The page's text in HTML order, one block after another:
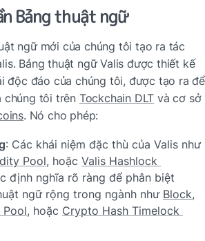
Bảng thuật ngữ
ngữ mới của chúng tôi tạo ra tác
Bảng thuật ngữ Valis được thiết kế
độc đáo của chúng tôi, được tạo ra để
chúng tôi trên Tockchain DLT và cơ sở
. Nó cho phép:
: Các khái niệm đặc thù của Valis như
Pool, hoặc Valis Hashlock
định nghĩa rõ ràng để phân biệt
ngữ rộng trong ngành như Block
, hoặc Crypto Hash Timelock